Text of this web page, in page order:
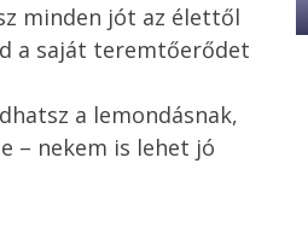
minden jót az élettől
a saját teremtőerődet
a lemondásnak,
– nekem is lehet jó